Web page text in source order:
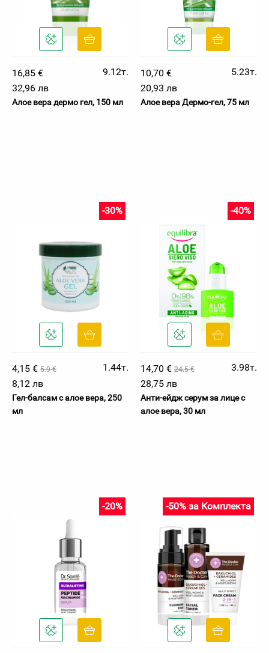
16,85 €
9.12т.
32,96 лв
Алое вера дермо гел, 150 мл
10,70 €
5.23т.
20,93 лв
Алое вера Дермо-гел, 75 мл
4,15 € 5.9 €
-30%
1.44т.
8,12 лв
Гел-балсам с алое вера, 250
мл
14,70 € 24.5 €
-40%
3.98т.
28,75 лв
Анти-ейдж серум за лице с
алое вера, 30 мл
-20% -50% за Комплекта